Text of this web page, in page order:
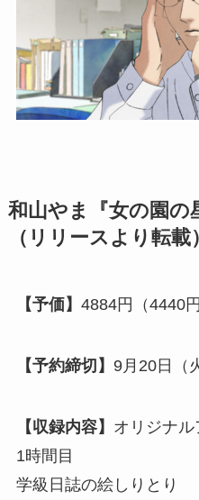
和山やま『女の園の
（リリースより転載）
【予価】 4884円（4440
【予約締切】 9月20日（
【収録内容】 オリジナ
1時間目
学級日誌の絵しりとり